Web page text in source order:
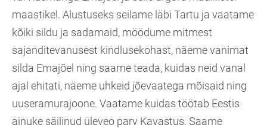
maastikel. Alustuseks seilame läbi Tartu ja vaatame
kõiki sildu ja sadamaid, möödume mitmest
sajanditevanusest kindlusekohast, näeme vanimat
silda Emajõel ning saame teada, kuidas neid vanal
ajal ehitati, näeme uhkeid jõevaatega mõisaid ning
uuseramurajoone. Vaatame kuidas töötab Eestis
ainuke säilinud üleveo parv Kavastus. Saame